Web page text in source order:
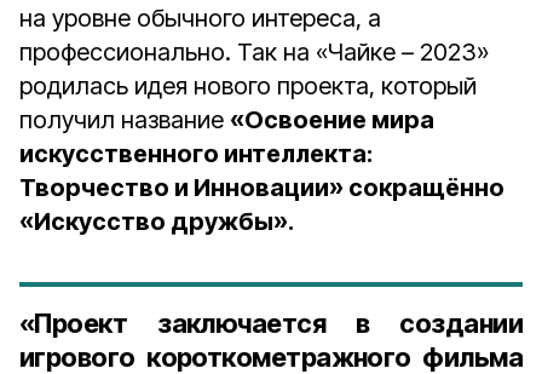
на уровне обычного интереса, а
профессионально. Так на «Чайке – 2023»
родилась идея нового проекта, который
получил название «Освоение мира
искусственного интеллекта:
Творчество и Инновации» сокращённо
«Искусство дружбы».
«Проект заключается в создании
игрового короткометражного фильма